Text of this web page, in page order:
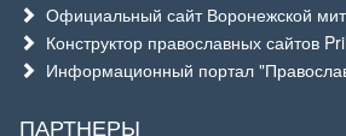
Официальный сайт Воронежской
Конструктор православных сайтов
Информационный портал
ПАРТНЕРЫ